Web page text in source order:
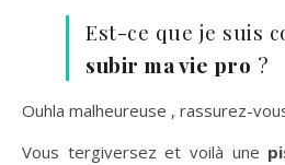
Est-ce que je suis
subir ma vie pro ?
Ouhla malheureuse , rassurez-
Vous tergiversez et voilà une